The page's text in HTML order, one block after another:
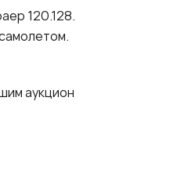
120.128.
аукцион